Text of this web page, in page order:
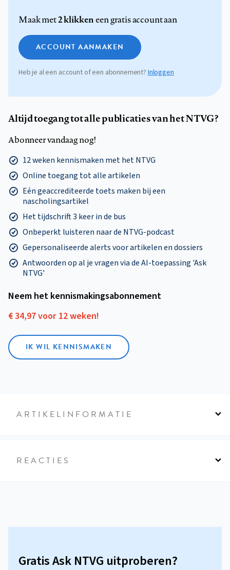
Maak met2 klikkeneen gratis account aan
ACCOUNT AANMAKEN
Heb je al een account of een abonnement? Inloggen
Altijd toegang tot alle publicaties van het NTVG?
Abonneer vandaag nog!
12 weken kennismaken met het NTVG
Online toegang tot alle artikelen
Eén geaccrediteerde toets maken bij een
nascholingsartikel
Het tijdschrift 3 keer in de bus
Onbeperkt luisteren naar de NTVG-podcast
Gepersonaliseerde alerts voor artikelen en dossiers
Antwoorden op al je vragen via de AI-toepassing 'Ask
NTVG'
Neem het kennismakings­abonnement
€ 34,97 voor 12 weken!
IK WIL KENNISMAKEN
ARTIKELINFORMATIE
REACTIES
Gratis Ask NTVG uitproberen?